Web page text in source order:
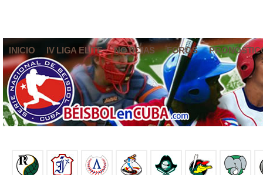
INICIO IV LIGA ELITE NOTICIAS FOROS